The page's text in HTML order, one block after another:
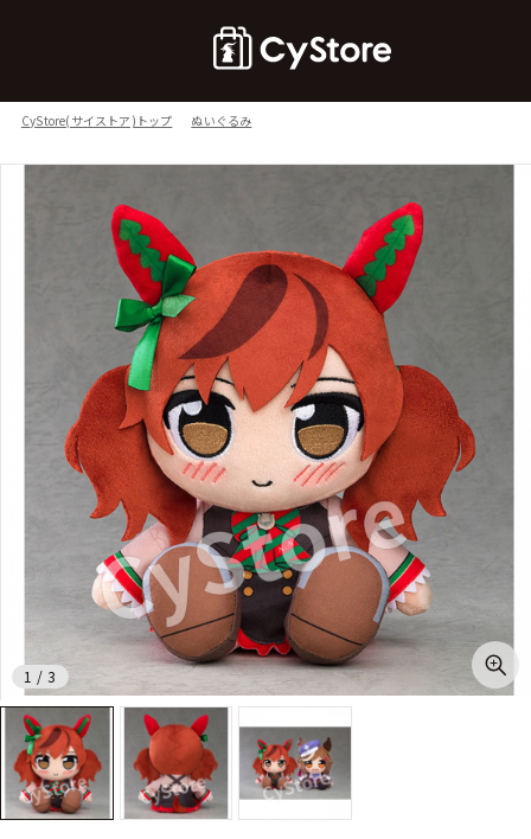
CyStore(サイストア)トップ ぬいぐるみ
1 / 3